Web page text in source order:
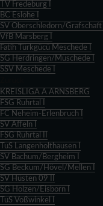
TV Fredeburg I
BC Eslohe I
SV Oberschledorn/Grafschaft I
VfB Marsberg I
Fatih Türkgücü Meschede I
SG Herdringen/Müschede I
SSV Meschede I
KREISLIGA A ARNSBERG
FSG Ruhrtal I
FC Neheim-Erlenbruch I
SV Affeln I
FSG Ruhrtal II
TuS Langenholthausen I
SV Bachum/Bergheim I
SG Beckum/Hövel/Mellen I
SV Hüsten 09 II
SG Holzen/Eisborn I
TuS Voßwinkel I